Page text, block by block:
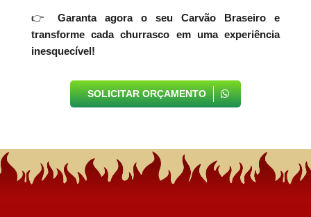
👉
Garanta agora o seu Carvão Braseiro e
transforme cada churrasco em uma experiência
inesquecível!
SOLICITAR ORÇAMENTO